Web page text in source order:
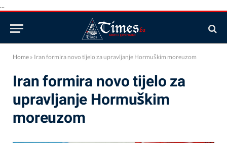
...
Home » Iran formira novo tijelo za upravljanje Hormuškim moreuzom
Iran formira novo tijelo za
upravljanje Hormuškim
moreuzom